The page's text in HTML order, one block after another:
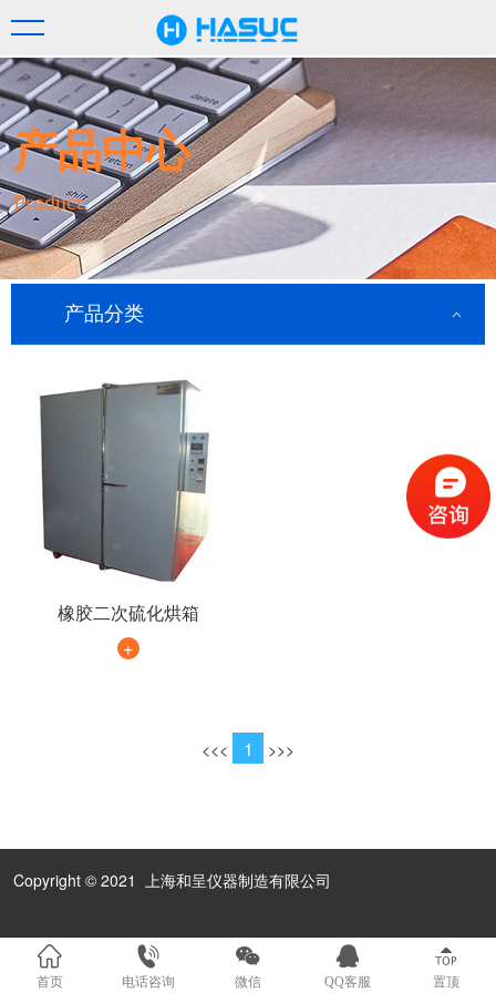
产品中心
Product
产品分类
橡胶二次硫化烘箱
+
<<< 1 >>>
Copyright © 2021 上海和呈仪器制造有限公司
首页 电话咨询 微信 QQ客服 置顶